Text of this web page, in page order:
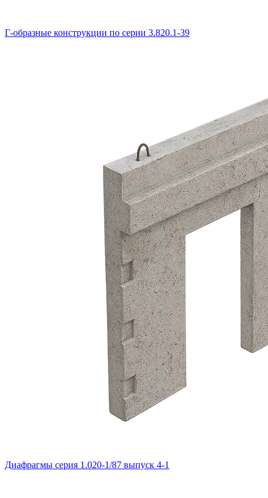
Г-образные конструкции по серии 3.820.1-39
Диафрагмы серия 1.020-1/87 выпуск 4-1